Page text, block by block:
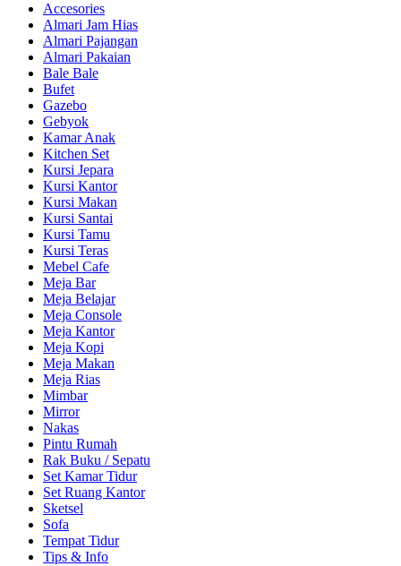
Accesories
Almari Jam Hias
Almari Pajangan
Almari Pakaian
Bale Bale
Bufet
Gazebo
Gebyok
Kamar Anak
Kitchen Set
Kursi Jepara
Kursi Kantor
Kursi Makan
Kursi Santai
Kursi Tamu
Kursi Teras
Mebel Cafe
Meja Bar
Meja Belajar
Meja Console
Meja Kantor
Meja Kopi
Meja Makan
Meja Rias
Mimbar
Mirror
Nakas
Pintu Rumah
Rak Buku / Sepatu
Set Kamar Tidur
Set Ruang Kantor
Sketsel
Sofa
Tempat Tidur
Tips & Info